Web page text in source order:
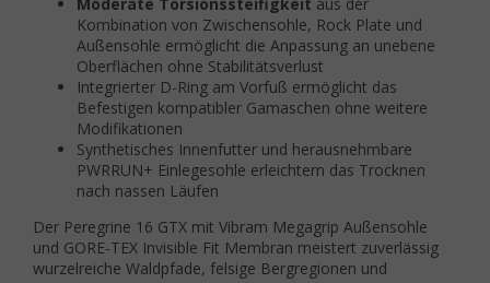
Moderate Torsionssteifigkeit aus der
Kombination von Zwischensohle, Rock Plate und
Außensohle ermöglicht die Anpassung an unebene
Oberflächen ohne Stabilitätsverlust
Integrierter D-Ring am Vorfuß ermöglicht das
Befestigen kompatibler Gamaschen ohne weitere
Modifikationen
Synthetisches Innenfutter und herausnehmbare
PWRRUN+ Einlegesohle erleichtern das Trocknen
nach nassen Läufen
Der Peregrine 16 GTX mit Vibram Megagrip Außensohle
und GORE-TEX Invisible Fit Membran meistert zuverlässig
wurzelreiche Waldpfade, felsige Bergregionen und